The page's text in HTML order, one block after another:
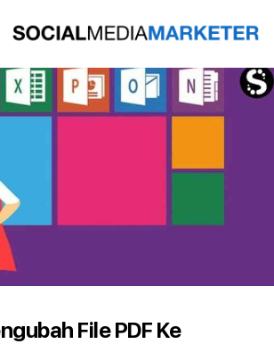
File PDF Ke